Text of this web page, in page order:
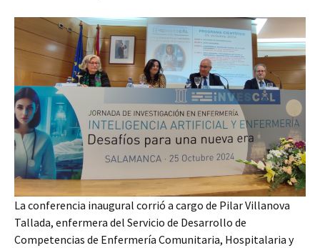
La conferencia inaugural corrió a cargo de Pilar Villanova
Tallada, enfermera del Servicio de Desarrollo de
Competencias de Enfermería Comunitaria, Hospitalaria y